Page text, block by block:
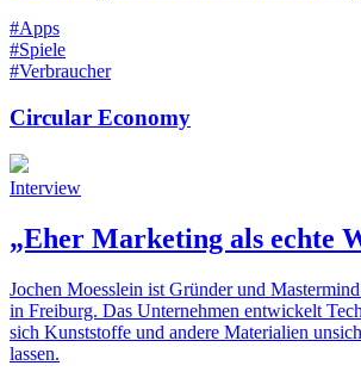
#Apps
#Spiele
#Verbraucher
Circular Economy
Interview
„Eher Marketing als echte
Jochen Moesslein ist Gründer und
in Freiburg. Das Unternehmen entwickelt
sich Kunststoffe und andere Materialien
lassen.